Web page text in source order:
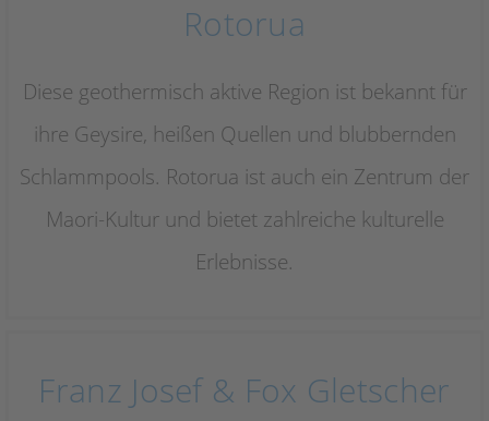
Rotorua
Diese geothermisch aktive Region ist bekannt für
ihre Geysire, heißen Quellen und blubbernden
Schlammpools. Rotorua ist auch ein Zentrum der
Maori-Kultur und bietet zahlreiche kulturelle
Erlebnisse.
Franz Josef & Fox Gletscher